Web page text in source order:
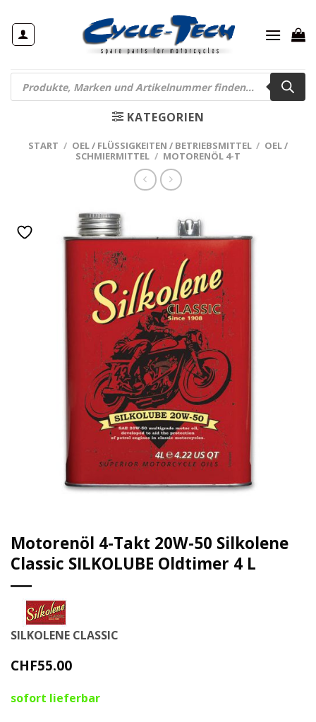
Inhalt
springen
Products
search
KATEGORIEN
START / OEL / FLÜSSIGKEITEN / BETRIEBSMITTEL / OEL /
SCHMIERMITTEL / MOTORENÖL 4-T
Motorenöl 4-Takt 20W-50 Silkolene
Classic SILKOLUBE Oldtimer 4 L
SILKOLENE CLASSIC
CHF55.00
sofort lieferbar